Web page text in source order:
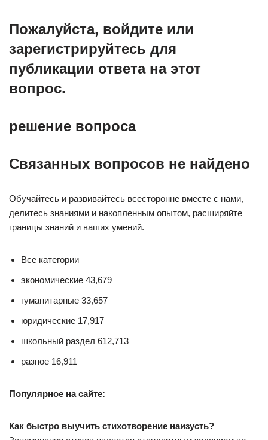
Пожалуйста, войдите или
зарегистрируйтесь для
публикации ответа на этот
вопрос.
решение вопроса
Связанных вопросов не найдено
Обучайтесь и развивайтесь всесторонне вместе с нами,
делитесь знаниями и накопленным опытом, расширяйте
границы знаний и ваших умений.
Все категории
экономические 43,679
гуманитарные 33,657
юридические 17,917
школьный раздел 612,713
разное 16,911
Популярное на сайте:
Как быстро выучить стихотворение наизусть?